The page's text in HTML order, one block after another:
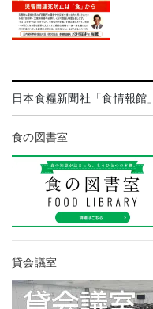
日本食糧新聞社「食情報館」
食の図書室
貸会議室